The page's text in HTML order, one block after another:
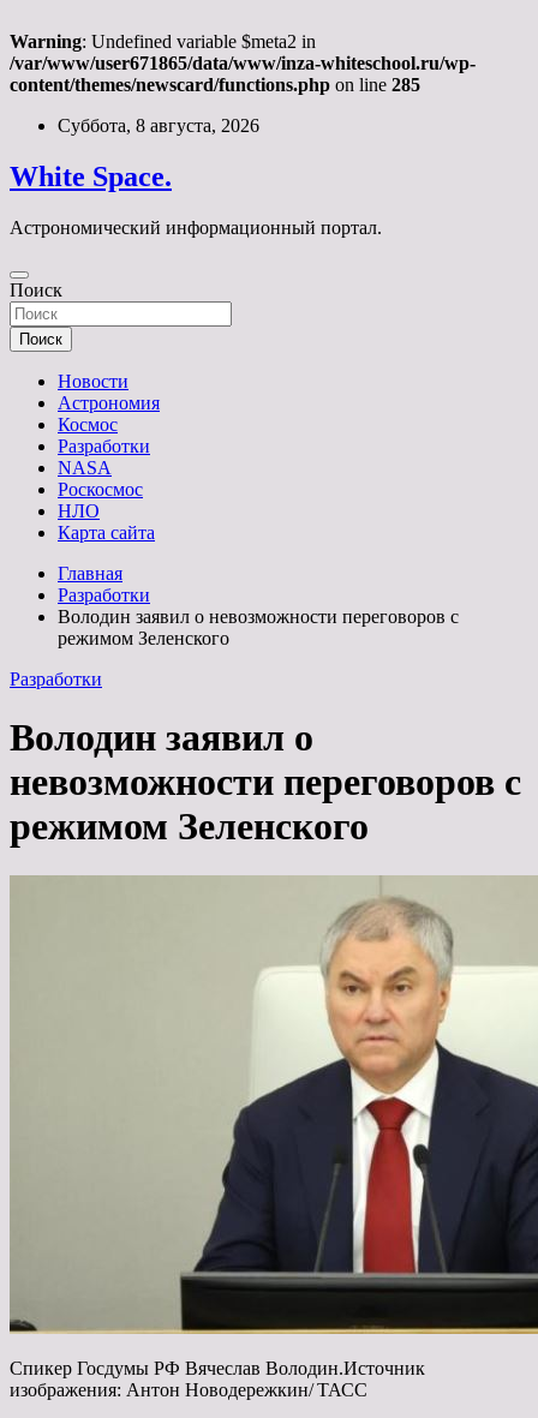
Warning: Undefined variable $meta2 in
/var/www/user671865/data/www/inza-whiteschool.ru/wp-
content/themes/newscard/functions.php on line 285
Перейти
содержимому
Суббота, 8 августа, 2026
White Space.
Астрономический информационный портал.
Поиск
Поиск
Новости
Астрономия
Космос
Разработки
NASA
Роскосмос
НЛО
Карта сайта
Главная
Разработки
Володин заявил о невозможности переговоров с
режимом Зеленского
Разработки
Володин заявил о
невозможности переговоров с
режимом Зеленского
Спикер Госдумы РФ Вячеслав Володин.Источник
изображения: Антон Новодережкин/ ТАСС